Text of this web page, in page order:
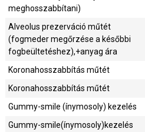
meghosszabbítani)
Alveolus prezerváció műtét
(fogmeder megőrzése a későbbi
fogbeültetéshez),+anyag ára
Koronahosszabbítás műtét
Koronahosszabbítás műtét
Gummy-smile (ínymosoly) kezelés
Gummy-smile(ínymosoly)kezelés